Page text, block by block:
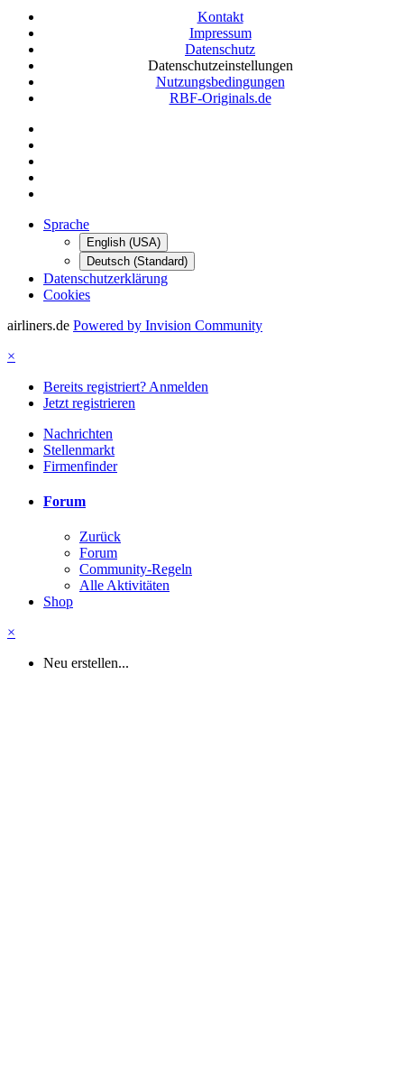
Kontakt
Impressum
Datenschutz
Datenschutzeinstellungen
Nutzungsbedingungen
RBF-Originals.de
Sprache
English (USA)
Deutsch (Standard)
Datenschutzerklärung
Cookies
airliners.de Powered by Invision Community
×
Bereits registriert? Anmelden
Jetzt registrieren
Nachrichten
Stellenmarkt
Firmenfinder
Forum
Zurück
Forum
Community-Regeln
Alle Aktivitäten
Shop
×
Neu erstellen...